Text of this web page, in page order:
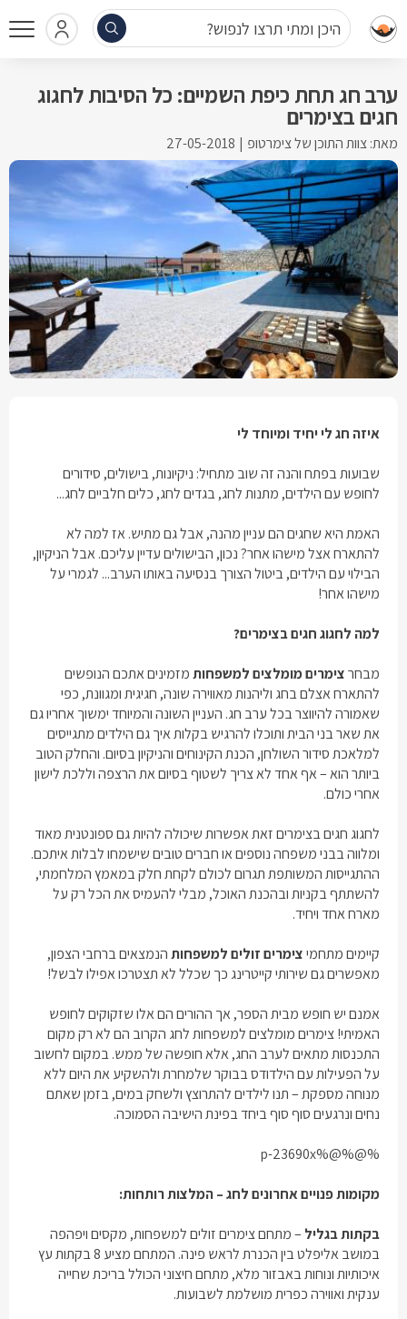
היכן ומתי תרצו לנפוש?
ערב חג תחת כיפת השמיים: כל הסיבות לחגוג
חגים בצימרים
מאת: צוות התוכן של צימרטופ 27-05-2018
איזה חג לי יחיד ומיוחד לי
שבועות בפתח והנה זה שוב מתחיל: ניקיונות, בישולים, סידורים
לחופש עם הילדים, מתנות לחג, בגדים לחג, כלים חלביים לחג...
האמת היא שחגים הם עניין מהנה, אבל גם מתיש. אז למה לא
להתארח אצל מישהו אחר? נכון, הבישולים עדיין עליכם. אבל הניקיון,
הבילוי עם הילדים, ביטול הצורך בנסיעה באותו הערב... לגמרי על
מישהו אחר!
למה לחגוג חגים בצימרים?
מבחרצימרים מומלצים למשפחותמזמינים אתכם הנופשים
להתארח אצלם בחג וליהנות מאווירה שונה, חגיגית ומגוונת, כפי
שאמורה להיווצר בכל ערב חג. העניין השונה והמיוחד ימשוך אחריו גם
את שאר בני הבית ותוכלו להרגיש בקלות איך גם הילדים מתגייסים
למלאכת סידור השולחן, הכנת הקינוחים והניקיון בסיום. והחלק הטוב
ביותר הוא – אף אחד לא צריך לשטוף בסיום את הרצפה וללכת לישון
אחרי כולם.
לחגוג חגים בצימרים זאת אפשרות שיכולה להיות גם ספונטנית מאוד
ומלווה בבני משפחה נוספים או חברים טובים שישמחו לבלות איתכם.
ההתגייסות המשותפת תגרום לכולם לקחת חלק במאמץ המלחמתי,
להשתתף בקניות ובהכנת האוכל, מבלי להעמיס את הכל רק על
מארח אחד ויחיד.
קיימים מתחמיצימרים זולים למשפחותהנמצאים ברחבי הצפון,
מאפשרים גם שירותי קייטרינג כך שכלל לא תצטרכו אפילו לבשל!
אמנם יש חופש מבית הספר, אך ההורים הם אלו שזקוקים לחופש
האמיתי! צימרים מומלצים למשפחות לחג הקרוב הם לא רק מקום
התכנסות מתאים לערב החג, אלא חופשה של ממש. במקום לחשוב
על הפעילות עם הילדודס בבוקר שלמחרת ולהשקיע את היום ללא
מנוחה מספקת – תנו לילדים להתרוצץ ולשחק במים, בזמן שאתם
נחים ונרגעים סוף סוף ביחד בפינת הישיבה הסמוכה.
%@%@%p-23690x
מקומות פנויים אחרונים לחג – המלצות רותחות:
בקתות בגליל – מתחם צימרים זולים למשפחות, מקסים ויפהפה
במושב אליפלט בין הכנרת לראש פינה. המתחם מציע 8 בקתות עץ
איכותיות ונוחות באבזור מלא, מתחם חיצוני הכולל בריכת שחייה
ענקית ואווירה כפרית מושלמת לשבועות.